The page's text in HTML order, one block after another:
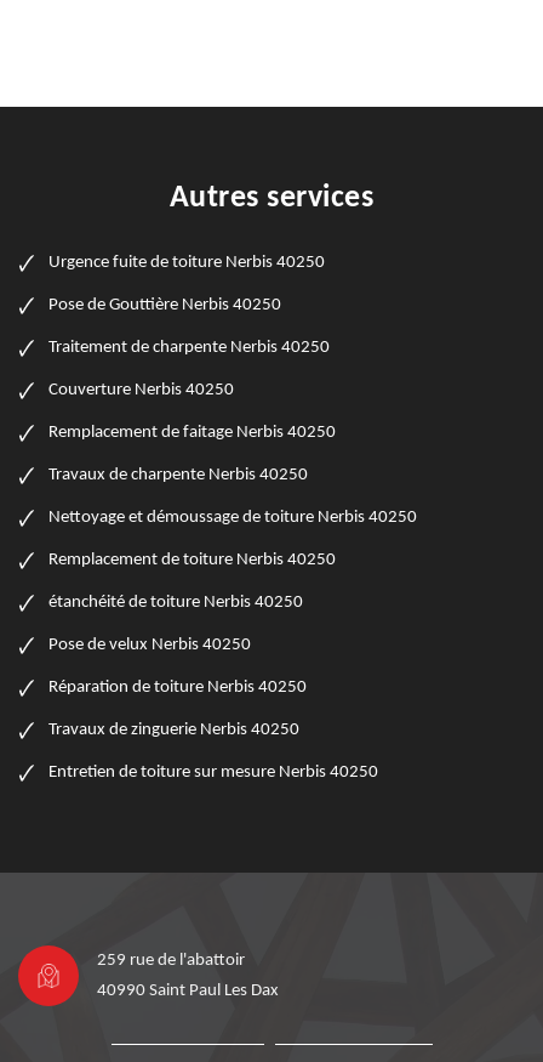
Autres services
Urgence fuite de toiture Nerbis 40250
Pose de Gouttière Nerbis 40250
Traitement de charpente Nerbis 40250
Couverture Nerbis 40250
Remplacement de faitage Nerbis 40250
Travaux de charpente Nerbis 40250
Nettoyage et démoussage de toiture Nerbis 40250
Remplacement de toiture Nerbis 40250
étanchéité de toiture Nerbis 40250
Pose de velux Nerbis 40250
Réparation de toiture Nerbis 40250
Travaux de zinguerie Nerbis 40250
Entretien de toiture sur mesure Nerbis 40250
259 rue de l'abattoir
40990 Saint Paul Les Dax